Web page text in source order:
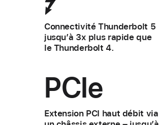
Connectivité Thunderbolt 5
jusqu’à 3x plus rapide que
le Thunderbolt 4.
PCIe
Extension PCI haut débit via